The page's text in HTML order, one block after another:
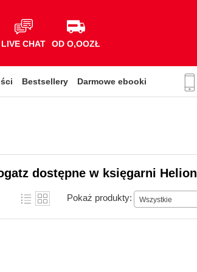
LIVE CHAT OD O,OOZŁ
Bestsellery Darmowe ebooki
dostępne w księgarni Helion
Pokaż produkty: Wszystkie